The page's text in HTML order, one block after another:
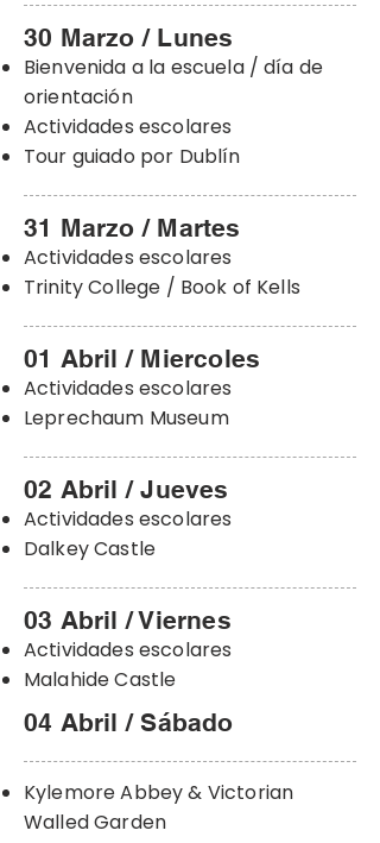
30 Marzo / Lunes
Bienvenida a la escuela / día de
orientación
Actividades escolares
Tour guiado por Dublín
31 Marzo / Martes
Actividades escolares
Trinity College / Book of Kells
01 Abril / Miercoles
Actividades escolares
Leprechaum Museum
02 Abril / Jueves
Actividades escolares
​Dalkey Castle
03 Abril / Viernes
Actividades escolares
Malahide Castle
04 Abril / Sábado
Kylemore Abbey & Victorian
Walled Garden